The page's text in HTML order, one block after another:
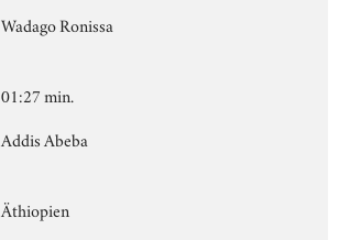
Wadago Ronissa
01:27 min.
Addis Abeba
Äthiopien